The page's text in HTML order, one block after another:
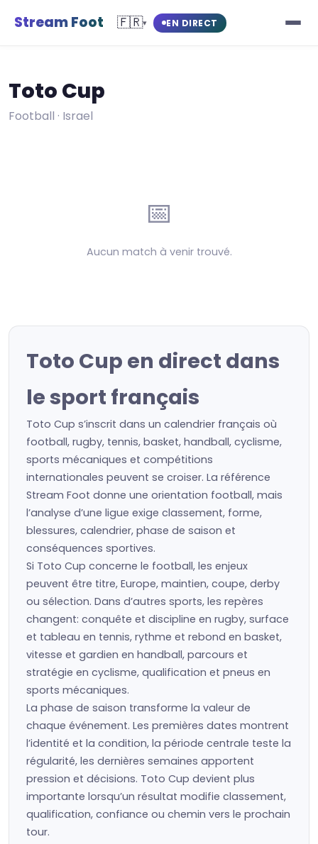
Stream Foot 🇫🇷▾ EN DIRECT
Toto Cup
Football · Israel
📅
Aucun match à venir trouvé.
Toto Cup en direct dans
le sport français
Toto Cup s’inscrit dans un calendrier français où
football, rugby, tennis, basket, handball, cyclisme,
sports mécaniques et compétitions
internationales peuvent se croiser. La référence
Stream Foot donne une orientation football, mais
l’analyse d’une ligue exige classement, forme,
blessures, calendrier, phase de saison et
conséquences sportives.
Si Toto Cup concerne le football, les enjeux
peuvent être titre, Europe, maintien, coupe, derby
ou sélection. Dans d’autres sports, les repères
changent: conquête et discipline en rugby, surface
et tableau en tennis, rythme et rebond en basket,
vitesse et gardien en handball, parcours et
stratégie en cyclisme, qualification et pneus en
sports mécaniques.
La phase de saison transforme la valeur de
chaque événement. Les premières dates montrent
l’identité et la condition, la période centrale teste la
régularité, les dernières semaines apportent
pression et décisions. Toto Cup devient plus
importante lorsqu’un résultat modifie classement,
qualification, confiance ou chemin vers le prochain
tour.